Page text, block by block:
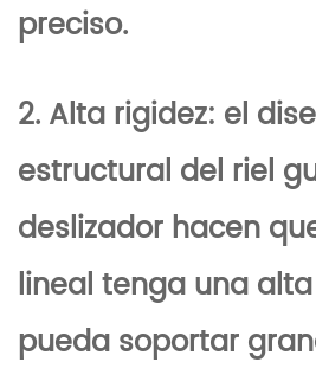
preciso.
2. Alta rigidez: el
estructural del riel
deslizador hacen
lineal tenga una
pueda soportar